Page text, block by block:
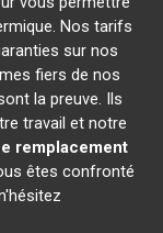
Nos tarifs
sur nos
fiers de nos
la preuve. Ils
travail et notre
remplacement
êtes confronté